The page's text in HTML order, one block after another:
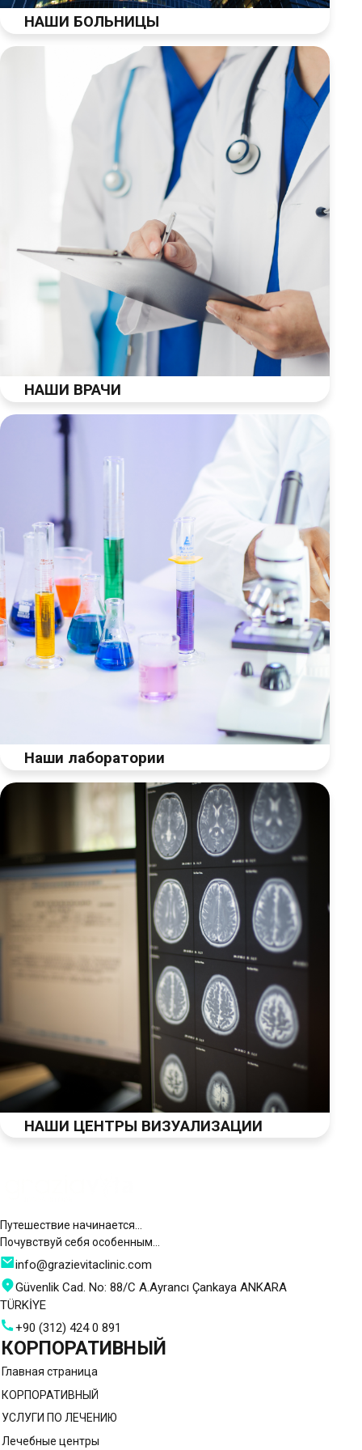
Türkçe Турецкий)
العربية Арабский
Français Французский
Deutsch(Немецкий
Italiano Итальянский
فارسی Персидский)
English Английский)
( Испанский
НАШИ БОЛЬНИЦЫ
НАШИ ВРАЧИ
Наши лаборатории
НАШИ ЦЕНТРЫ ВИЗУАЛИЗАЦИИ
Путешествие начинается…
Почувствуй себя особенным…
info@grazievitaclinic.com
Güvenlik Cad. No: 88/C A.Ayrancı Çankaya ANKARA
TÜRKİYE
+90 (312) 424 0 891
КОРПОРАТИВНЫЙ
Главная страница
КОРПОРАТИВНЫЙ
УСЛУГИ ПО ЛЕЧЕНИЮ
Лечебные центры